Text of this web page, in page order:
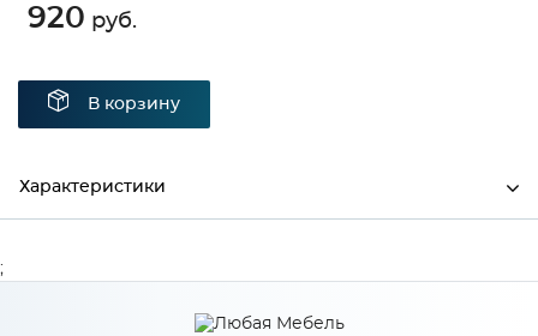
920 руб.
В корзину
Характеристики
;